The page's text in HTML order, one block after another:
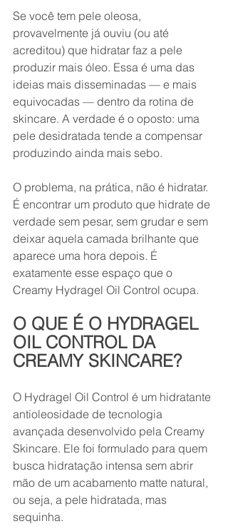
Se você tem pele oleosa,
provavelmente já ouviu (ou até
acreditou) que hidratar faz a pele
produzir mais óleo. Essa é uma das
ideias mais disseminadas — e mais
equivocadas — dentro da rotina de
skincare. A verdade é o oposto: uma
pele desidratada tende a compensar
produzindo ainda mais sebo.
O problema, na prática, não é hidratar.
É encontrar um produto que hidrate de
verdade sem pesar, sem grudar e sem
deixar aquela camada brilhante que
aparece uma hora depois. É
exatamente esse espaço que o
Creamy Hydragel Oil Control ocupa.
O QUE É O HYDRAGEL
OIL CONTROL DA
CREAMY SKINCARE?
O Hydragel Oil Control é um hidratante
antioleosidade de tecnologia
avançada desenvolvido pela Creamy
Skincare. Ele foi formulado para quem
busca hidratação intensa sem abrir
mão de um acabamento matte natural,
ou seja, a pele hidratada, mas
sequinha.